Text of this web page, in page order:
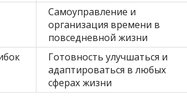
Самоуправление и
организация времени в
повседневной жизни
Готовность улучшаться и
адаптироваться в любых
сферах жизни